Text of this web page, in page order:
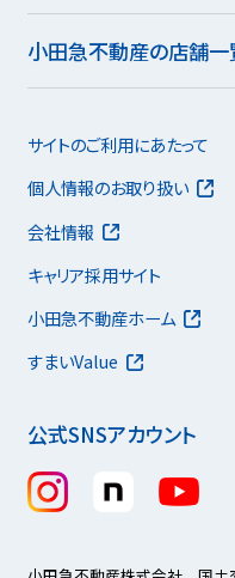
小田急不動産の店舗一
公式SNSアカウント
サイトのご利用にあたって
個人情報のお取り扱い
会社情報
キャリア採用サイト
小田急不動産ホーム
すまいValue